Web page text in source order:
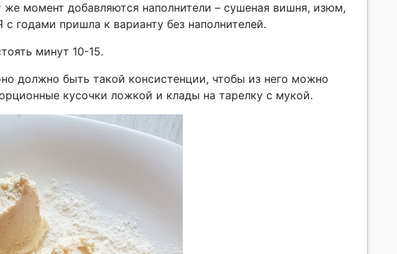
момент добавляются наполнители – сушеная вишня, изюм,
годами пришла к варианту без наполнителей.
минут 10-15.
должно быть такой консистенции, чтобы из него можно
кусочки ложкой и клады на тарелку с мукой.